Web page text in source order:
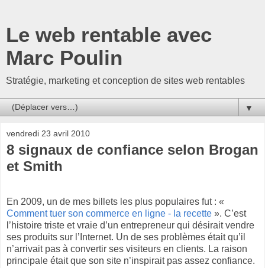
Le web rentable avec
Marc Poulin
Stratégie, marketing et conception de sites web rentables
▼
vendredi 23 avril 2010
8 signaux de confiance selon Brogan
et Smith
En 2009, un de mes billets les plus populaires fut : «
Comment tuer son commerce en ligne - la recette ». C’est
l’histoire triste et vraie d’un entrepreneur qui désirait vendre
ses produits sur l’Internet. Un de ses problèmes était qu’il
n’arrivait pas à convertir ses visiteurs en clients. La raison
principale était que son site n’inspirait pas assez confiance.